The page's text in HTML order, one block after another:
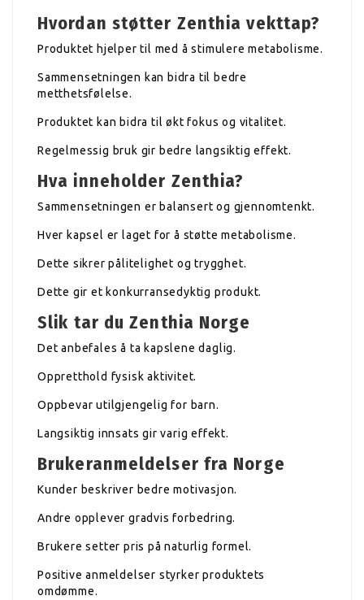
Hvordan støtter Zenthia vekttap?
Produktet hjelper til med å stimulere metabolisme.
Sammensetningen kan bidra til bedre
metthetsfølelse.
Produktet kan bidra til økt fokus og vitalitet.
Regelmessig bruk gir bedre langsiktig effekt.
Hva inneholder Zenthia?
Sammensetningen er balansert og gjennomtenkt.
Hver kapsel er laget for å støtte metabolisme.
Dette sikrer pålitelighet og trygghet.
Dette gir et konkurransedyktig produkt.
Slik tar du Zenthia Norge
Det anbefales å ta kapslene daglig.
Oppretthold fysisk aktivitet.
Oppbevar utilgjengelig for barn.
Langsiktig innsats gir varig effekt.
Brukeranmeldelser fra Norge
Kunder beskriver bedre motivasjon.
Andre opplever gradvis forbedring.
Brukere setter pris på naturlig formel.
Positive anmeldelser styrker produktets
omdømme.